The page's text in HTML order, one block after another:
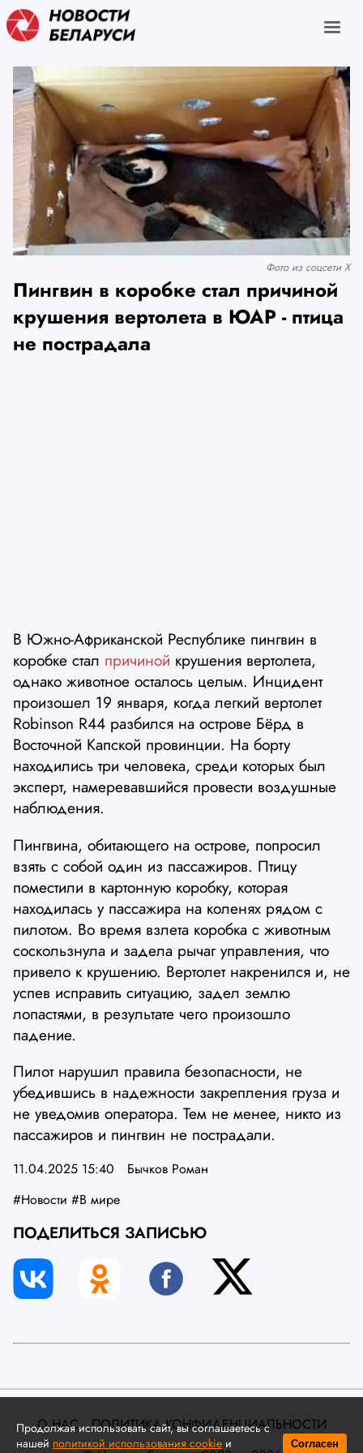
Фото из соцсети Х
Пингвин в коробке стал причиной
крушения вертолета в ЮАР - птица
не пострадала
В Южно-Африканской Республике пингвин в
коробке стал причиной крушения вертолета,
однако животное осталось целым. Инцидент
произошел 19 января, когда легкий вертолет
Robinson R44 разбился на острове Бёрд в
Восточной Капской провинции. На борту
находились три человека, среди которых был
эксперт, намеревавшийся провести воздушные
наблюдения.
Пингвина, обитающего на острове, попросил
взять с собой один из пассажиров. Птицу
поместили в картонную коробку, которая
находилась у пассажира на коленях рядом с
пилотом. Во время взлета коробка с животным
соскользнула и задела рычаг управления, что
привело к крушению. Вертолет накренился и, не
успев исправить ситуацию, задел землю
лопастями, в результате чего произошло
падение.
Пилот нарушил правила безопасности, не
убедившись в надежности закрепления груза и
не уведомив оператора. Тем не менее, никто из
пассажиров и пингвин не пострадали.
11.04.2025 15:40
Бычков Роман
#Новости #В мире
ПОДЕЛИТЬСЯ ЗАПИСЬЮ
Продолжая использовать сайт, вы соглашаетесь с
нашей политикой использования cookie и
Согласен
О НАС
ПОЛИТИКА КОНФИДЕНЦИАЛЬНОСТИ